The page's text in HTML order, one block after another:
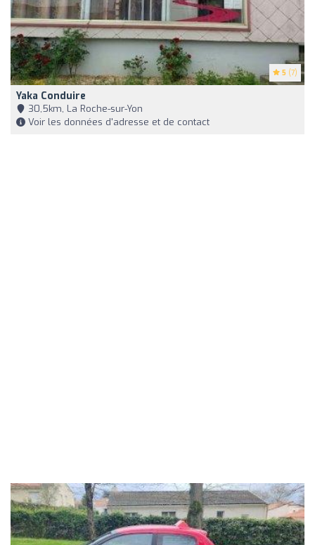
5 (7)
Yaka Conduire
30,5km, La Roche-sur-Yon
Voir les données d'adresse et de contact